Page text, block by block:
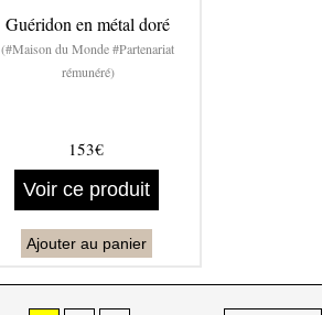
Guéridon en métal doré
(#Maison du Monde #Partenariat
rémunéré)
153€
Voir ce produit
Ajouter au panier